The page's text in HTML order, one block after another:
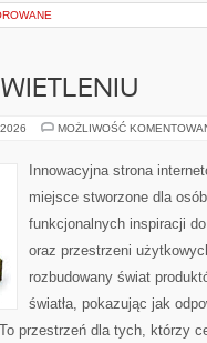
MOŻLIWOŚĆ
Innowacyjna strona
miejsce stworzone dla
funkcjonalnych inspiracji
oraz przestrzeni
rozbudowany świat
światła, pokazując jak
przestrzeń dla tych, którzy